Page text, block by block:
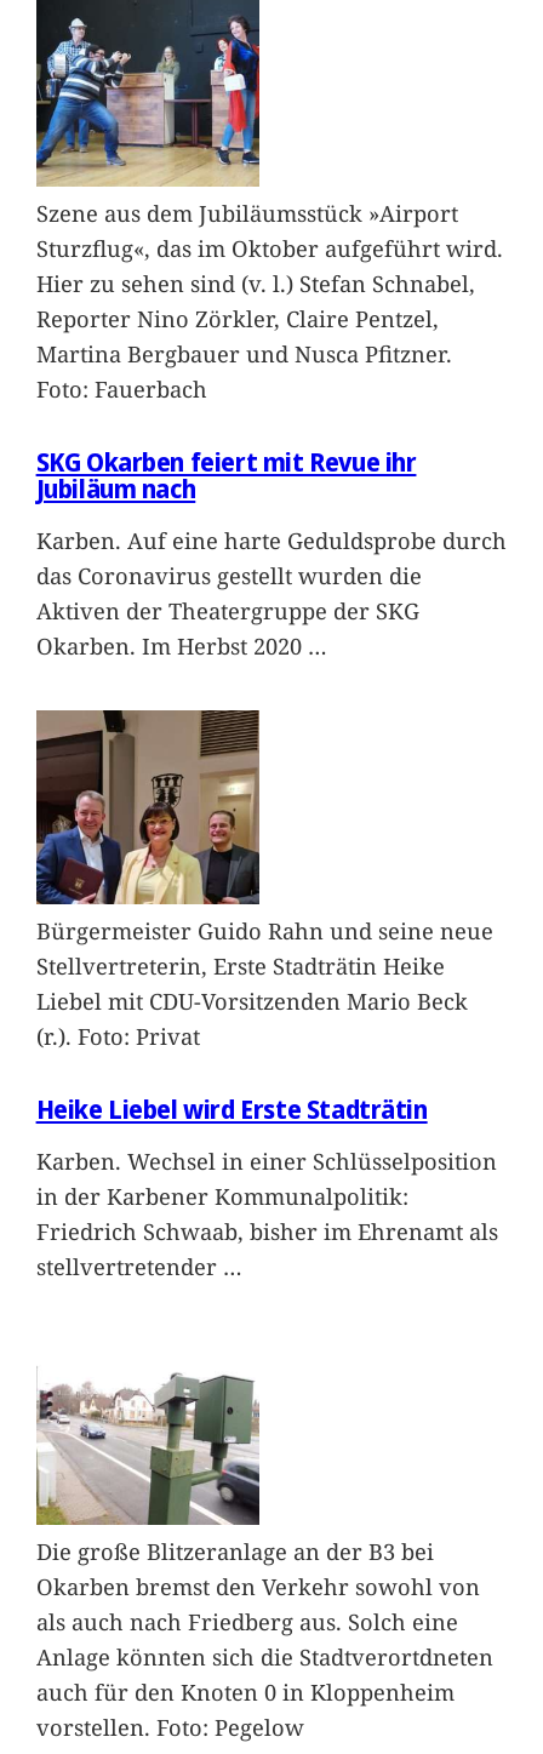
Szene aus dem Jubiläumsstück »Airport
Sturzflug«, das im Oktober aufgeführt wird.
Hier zu sehen sind (v. l.) Stefan Schnabel,
Reporter Nino Zörkler, Claire Pentzel,
Martina Bergbauer und Nusca Pfitzner.
Foto: Fauerbach
SKG Okarben feiert mit Revue ihr
Jubiläum nach
Karben. Auf eine harte Geduldsprobe durch
das Coronavirus gestellt wurden die
Aktiven der Theatergruppe der SKG
Okarben. Im Herbst 2020 …
Bürgermeister Guido Rahn und seine neue
Stellvertreterin, Erste Stadträtin Heike
Liebel mit CDU-Vorsitzenden Mario Beck
(r.). Foto: Privat
Heike Liebel wird Erste Stadträtin
Karben. Wechsel in einer Schlüsselposition
in der Karbener Kommunalpolitik:
Friedrich Schwaab, bisher im Ehrenamt als
stellvertretender …
Die große Blitzeranlage an der B3 bei
Okarben bremst den Verkehr sowohl von
als auch nach Friedberg aus. Solch eine
Anlage könnten sich die Stadtverortdneten
auch für den Knoten 0 in Kloppenheim
vorstellen. Foto: Pegelow